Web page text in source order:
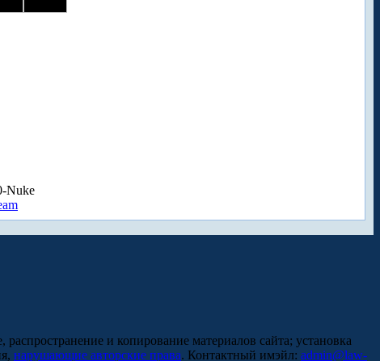
Nuke
и копирование материалов сайта; установка
нарушающие авторские права. Контактный имэйл: admin@law-